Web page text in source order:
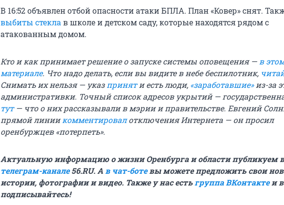
В 16:52 объявлен отбой опасности атаки БПЛА. План «Ковер» снят.
выбиты стекла в школе и детском саду, которые находятся рядом с
атакованным домом.
Кто и как принимает решение о запуске системы оповещения — в
материале. Что надо делать, если вы видите в небе беспилотник,
Снимать их нельзя — указ приняти есть люди, «заработавшие» из-за
административки. Точный список адресов укрытий —
тут— что о них рассказывали в мэрии и правительстве. Евгений
прямой линии комментировалотключения Интернета — он просил
оренбуржцев «потерпеть».
Актуальную информацию о жизни Оренбурга и области публикуем
телеграм-канале56.RU. А в чат-ботевы можете предложить свои
истории, фотографии и видео. Также у нас естьгруппа ВКонтактеи
подписывайтесь!